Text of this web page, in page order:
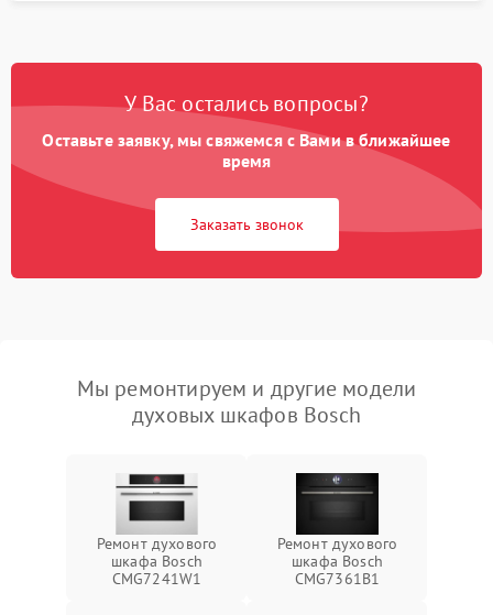
У Вас остались вопросы?
Оставьте заявку, мы свяжемся с Вами в ближайшее
время
Заказать звонок
Мы ремонтируем и другие модели
духовых шкафов Bosch
Ремонт духового
шкафа Bosch
CMG7241W1
Ремонт духового
шкафа Bosch
CMG7361B1